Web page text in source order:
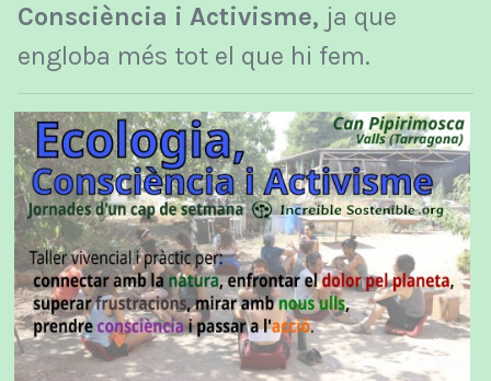
Consciència i Activisme, ja que
engloba més tot el que hi fem.